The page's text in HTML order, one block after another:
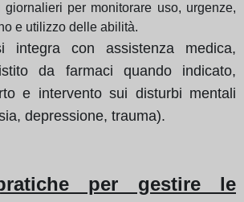
per monitorare uso, urgenze,
e utilizzo delle abilità.
con assistenza medica,
da farmaci quando indicato,
e intervento sui disturbi mentali
depressione, trauma).
per gestire le